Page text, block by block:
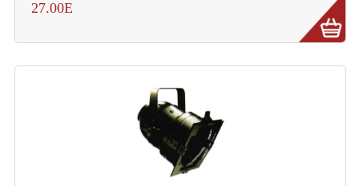
Rack 19" PRO Betonex
Rack 19" Standard Betonex
Sac Trolley De Transport
Sacs & Housses De Transport
27.00E